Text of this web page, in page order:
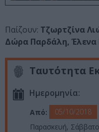
Παίζουν: Τζωρτζίνα
Δώρα Παρδάλη, Έλενα
Ταυτότητα
Ημερομηνία:
Από: 05/10/2018
Παρασκευή,